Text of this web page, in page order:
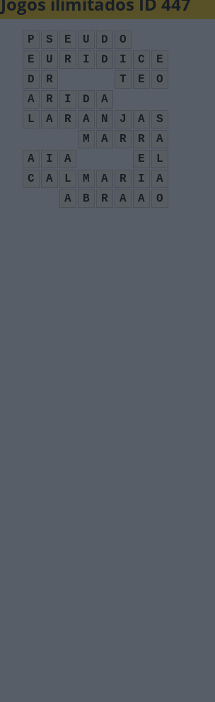
P S E U D
O
E
U R I D I C
E
D
R T E
O
A
R I D
A
L
A R A N J A
S
M
A R R
A
A
I A E
L
C
A L M A R I
A
A
B R A A O